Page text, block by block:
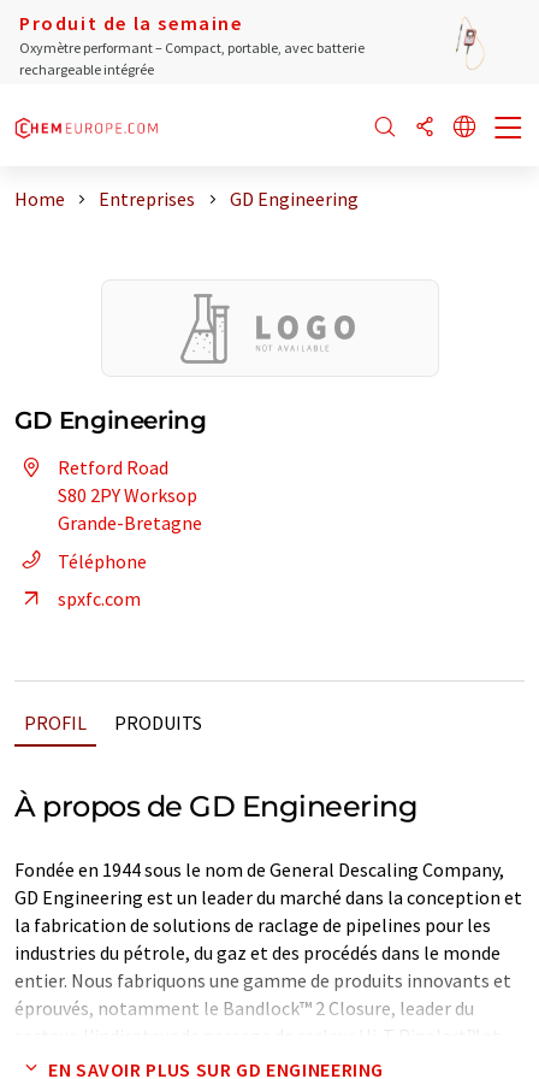
Produit de la semaine
Oxymètre performant – Compact, portable, avec batterie
rechargeable intégrée
Home Entreprises GD Engineering
GD Engineering
Retford Road
S80 2PY Worksop
Grande-Bretagne
Téléphone
spxfc.com
PROFIL PRODUITS
À propos de GD Engineering
Fondée en 1944 sous le nom de General Descaling Company,
GD Engineering est un leader du marché dans la conception et
la fabrication de solutions de raclage de pipelines pour les
industries du pétrole, du gaz et des procédés dans le monde
entier. Nous fabriquons une gamme de produits innovants et
éprouvés, notamment le Bandlock™ 2 Closure, leader du
les équipements associés.
EN SAVOIR PLUS SUR GD ENGINEERING